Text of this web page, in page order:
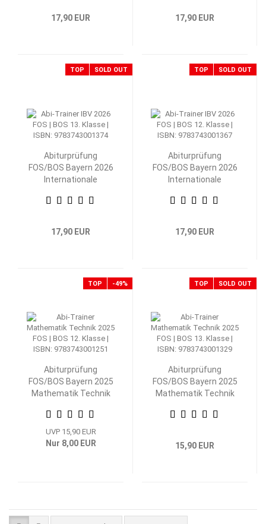
17,90 EUR 17,90 EUR
TOP SOLD OUT
Abiturprüfung
FOS/BOS Bayern 2026
Internationale
Volkswirtschaftslehre
17,90 EUR
TOP SOLD OUT
Abiturprüfung
FOS/BOS Bayern 2026
Internationale
Volkswirtschaftslehre
17,90 EUR
TOP -49%
Abiturprüfung
FOS/BOS Bayern 2025
Mathematik Technik
UVP 15,90 EUR
Nur 8,00 EUR
TOP SOLD OUT
Abiturprüfung
FOS/BOS Bayern 2025
Mathematik Technik
15,90 EUR